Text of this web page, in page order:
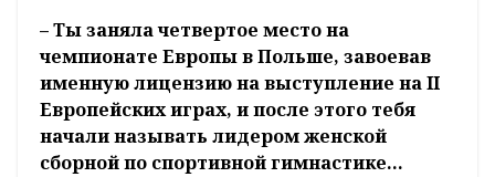
– Ты заняла четвертое место на
чемпионате Европы в Польше, завоевав
именную лицензию на выступление на II
Европейских играх, и после этого тебя
начали называть лидером женской
сборной по спортивной гимнастике…